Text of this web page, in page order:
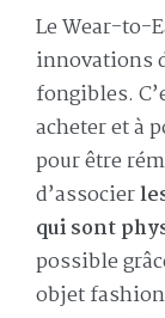
Le Wear-to-
innovations
fongibles.
acheter et à
pour être
d’associerle
qui sont
possible
objet